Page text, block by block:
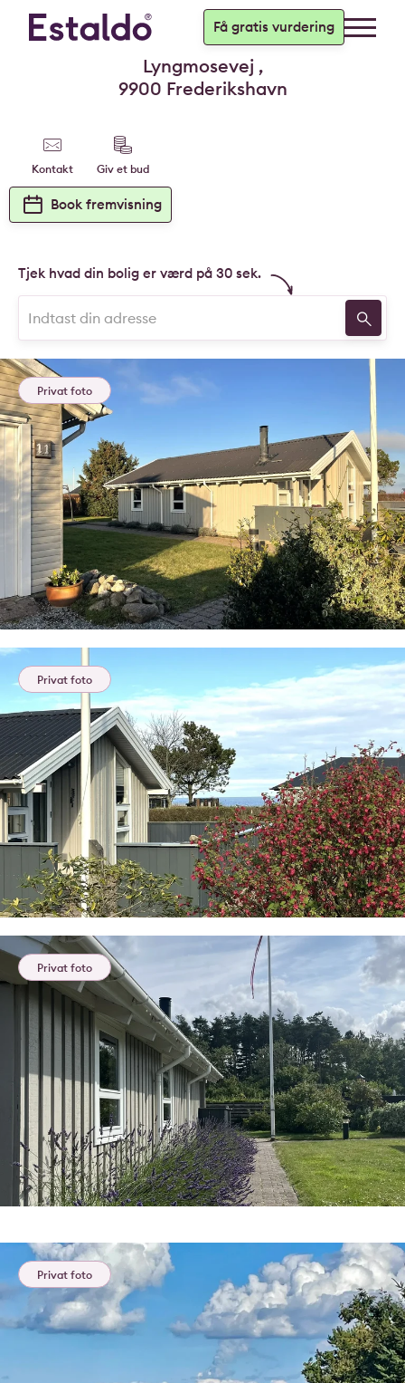
Få gratis vurdering
Lyngmosevej ,
9900 Frederikshavn
Kontakt Giv et bud
Book fremvisning
Tjek hvad din bolig er værd på 30 sek.
Privat foto
Privat foto
Privat foto
Privat foto